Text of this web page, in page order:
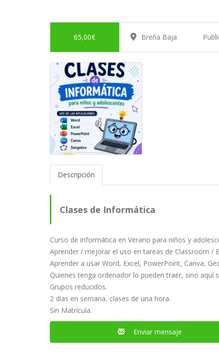
65,00€ Breña Baja
Descripción
Clases de Informática
Curso de informática en Verano para niños y
Aprender / mejorar el uso en tareas de Classroom /
Aprender a usar Word, Excel, PowerPoint, Canva,
Quienes tenga ordenador lo pueden traer, sino aquí
Grupos reducidos.
2 días en semana, clases de una hora.
Sin Matrícula.
Enviar mensaje